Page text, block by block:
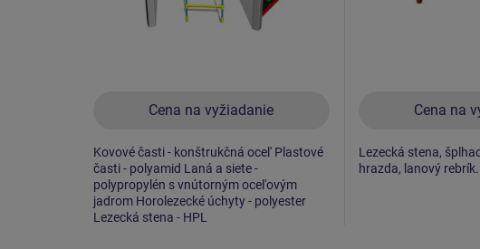
Cena na vyžiadanie
Kovové časti - konštrukčná ocel' Plastové
časti - polyamid Laná a siete -
polypropylén s vnútorným ocel'ovým
jadrom Horolezecké úchyty - polyester
Lezecká stena - HPL
Cena na
Lezecká stena,
hrazda, lanový rebrík.